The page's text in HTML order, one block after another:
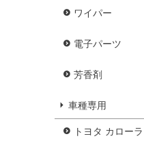
ワイパー
電子パーツ
芳香剤
車種専用
トヨタ カローラ